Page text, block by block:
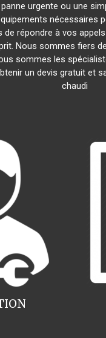
urgente ou une
nécessaires
répondre à vos
Nous sommes fiers
sommes les
un devis gratuit et
chaudi